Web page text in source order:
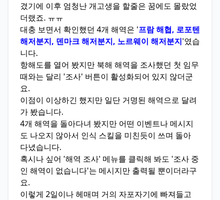
겼기에 이후 엄청난 개고생을 할줄은 꿈에도 몰랐었
더랬죠. ㅠㅠ
대충 보면서 확인했던 4개 해역은 '프람 해협, 로포텐
해저분지, 덴마크 해저분지, 노르웨이 해저분지'였습
니다.
항해도를 열어 봤지만 북해 해역을 조사했던 첫 임무
때와는 달리 '조사' 버튼이 활성화되어 있지 않더군
요.
이점이 이상하긴 했지만 일단 거명된 해역으로 달려
가 봤습니다.
4개 해역을 돌아다녀 봤지만 어떤 이벤트나 메시지
도 나오지 않아서 인식 스킬을 미친듯이 쓰며 돌아
다녔습니다.
혹시나 싶어 '해역 조사' 메뉴를 클릭해 봐도 '조사 중
인 해역이 없습니다'는 메시지만 출력될 뿐이더라구
요.
이렇게 2일이나 헤매며 거의 자포자기에 빠져들고